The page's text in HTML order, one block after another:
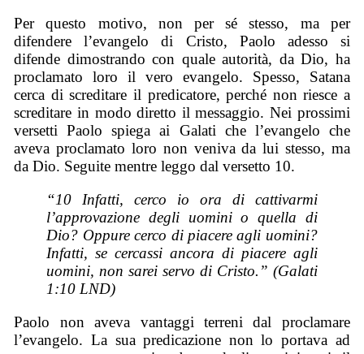
Per questo motivo, non per sé stesso, ma per
difendere l’evangelo di Cristo, Paolo adesso si
difende dimostrando con quale autorità, da Dio, ha
proclamato loro il vero evangelo. Spesso, Satana
cerca di screditare il predicatore, perché non riesce a
screditare in modo diretto il messaggio. Nei prossimi
versetti Paolo spiega ai Galati che l’evangelo che
aveva proclamato loro non veniva da lui stesso, ma
da Dio. Seguite mentre leggo dal versetto 10.
“10 Infatti, cerco io ora di cattivarmi
l’approvazione degli uomini o quella di
Dio? Oppure cerco di piacere agli uomini?
Infatti, se cercassi ancora di piacere agli
uomini, non sarei servo di Cristo.” (Galati
1:10 LND)
Paolo non aveva vantaggi terreni dal proclamare
l’evangelo. La sua predicazione non lo portava ad